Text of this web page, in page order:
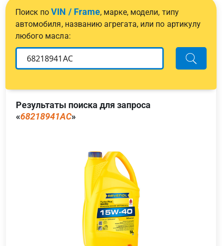
Поиск поVIN / Frame, марке, модели, типу
автомобиля, названию агрегата, или по артикулу
любого масла:
Результаты поиска для запроса
«68218941AC»